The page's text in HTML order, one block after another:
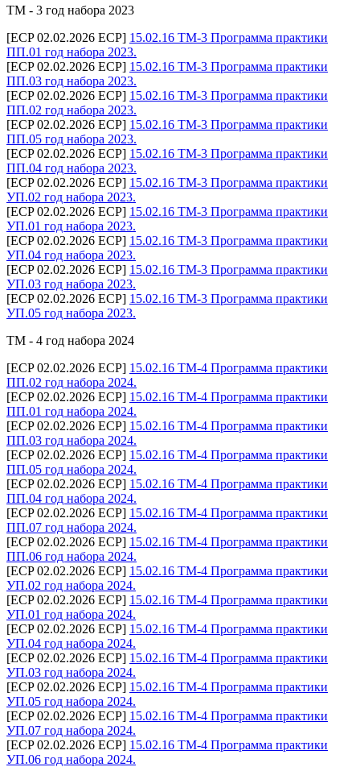
ТМ - 3 год набора 2023
[ECP 02.02.2026 ECP] 15.02.16 ТМ-3 Программа практики
ПП.01 год набора 2023.
[ECP 02.02.2026 ECP] 15.02.16 ТМ-3 Программа практики
ПП.03 год набора 2023.
[ECP 02.02.2026 ECP] 15.02.16 ТМ-3 Программа практики
ПП.02 год набора 2023.
[ECP 02.02.2026 ECP] 15.02.16 ТМ-3 Программа практики
ПП.05 год набора 2023.
[ECP 02.02.2026 ECP] 15.02.16 ТМ-3 Программа практики
ПП.04 год набора 2023.
[ECP 02.02.2026 ECP] 15.02.16 ТМ-3 Программа практики
УП.02 год набора 2023.
[ECP 02.02.2026 ECP] 15.02.16 ТМ-3 Программа практики
УП.01 год набора 2023.
[ECP 02.02.2026 ECP] 15.02.16 ТМ-3 Программа практики
УП.04 год набора 2023.
[ECP 02.02.2026 ECP] 15.02.16 ТМ-3 Программа практики
УП.03 год набора 2023.
[ECP 02.02.2026 ECP] 15.02.16 ТМ-3 Программа практики
УП.05 год набора 2023.
ТМ - 4 год набора 2024
[ECP 02.02.2026 ECP] 15.02.16 ТМ-4 Программа практики
ПП.02 год набора 2024.
[ECP 02.02.2026 ECP] 15.02.16 ТМ-4 Программа практики
ПП.01 год набора 2024.
[ECP 02.02.2026 ECP] 15.02.16 ТМ-4 Программа практики
ПП.03 год набора 2024.
[ECP 02.02.2026 ECP] 15.02.16 ТМ-4 Программа практики
ПП.05 год набора 2024.
[ECP 02.02.2026 ECP] 15.02.16 ТМ-4 Программа практики
ПП.04 год набора 2024.
[ECP 02.02.2026 ECP] 15.02.16 ТМ-4 Программа практики
ПП.07 год набора 2024.
[ECP 02.02.2026 ECP] 15.02.16 ТМ-4 Программа практики
ПП.06 год набора 2024.
[ECP 02.02.2026 ECP] 15.02.16 ТМ-4 Программа практики
УП.02 год набора 2024.
[ECP 02.02.2026 ECP] 15.02.16 ТМ-4 Программа практики
УП.01 год набора 2024.
[ECP 02.02.2026 ECP] 15.02.16 ТМ-4 Программа практики
УП.04 год набора 2024.
[ECP 02.02.2026 ECP] 15.02.16 ТМ-4 Программа практики
УП.03 год набора 2024.
[ECP 02.02.2026 ECP] 15.02.16 ТМ-4 Программа практики
УП.05 год набора 2024.
[ECP 02.02.2026 ECP] 15.02.16 ТМ-4 Программа практики
УП.07 год набора 2024.
[ECP 02.02.2026 ECP] 15.02.16 ТМ-4 Программа практики
УП.06 год набора 2024.